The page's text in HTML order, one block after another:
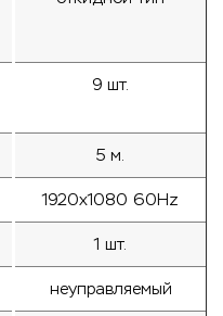
9 шт.
5 м.
1920x1080 60Hz
1 шт.
неуправляемый